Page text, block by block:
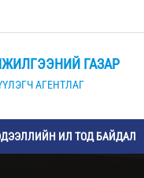
ГАЗАР
АГЕНТЛАГ
ИЛ ТОД БАЙДАЛ